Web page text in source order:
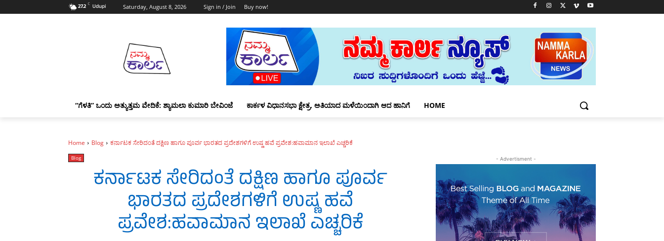
27.2 C Udupi Saturday, August 8, 2026 Sign in / Join Buy now!
“ಗೆಳತಿ” ಒಂದು ಅತ್ಯುತ್ತಮ ವೇದಿಕೆ: ಶ್ಯಾಮಲಾ ಕುಮಾರಿ ಬೇವಿಂಜೆ ಕಾರ್ಕಳ ವಿಧಾನಸಭಾ ಕ್ಷೇತ್ರ, ಅತಿಯಾದ ಮಳೆಯಿಂದಾಗಿ ಆದ ಹಾನಿಗೆ HOME
Home Blog ಕರ್ನಾಟಕ ಸೇರಿದಂತೆ ದಕ್ಷಿಣ ಹಾಗೂ ಪೂರ್ವ ಭಾರತದ ಪ್ರದೇಶಗಳಿಗೆ ಉಷ್ಣ ಹವೆ ಪ್ರವೇಶ:ಹವಾಮಾನ ಇಲಾಖೆ ಎಚ್ಚರಿಕೆ
Blog
ಕರ್ನಾಟಕ ಸೇರಿದಂತೆ ದಕ್ಷಿಣ ಹಾಗೂ ಪೂರ್ವ
ಭಾರತದ ಪ್ರದೇಶಗಳಿಗೆ ಉಷ್ಣ ಹವೆ
ಪ್ರವೇಶ:ಹವಾಮಾನ ಇಲಾಖೆ ಎಚ್ಚರಿಕೆ
- Advertisment -